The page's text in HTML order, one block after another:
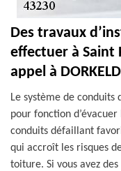
Des travaux
effectuer à Saint
appel à
Le système de conduits
pour fonction
conduits défaillant
qui accroît les risques
toiture. Si vous avez